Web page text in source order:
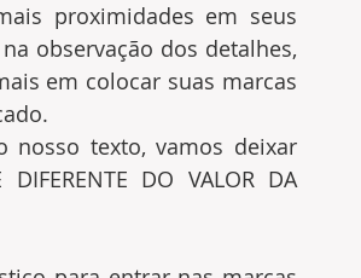
proximidades em seus
observação dos detalhes,
em colocar suas marcas
nosso texto, vamos deixar
DO VALOR DA